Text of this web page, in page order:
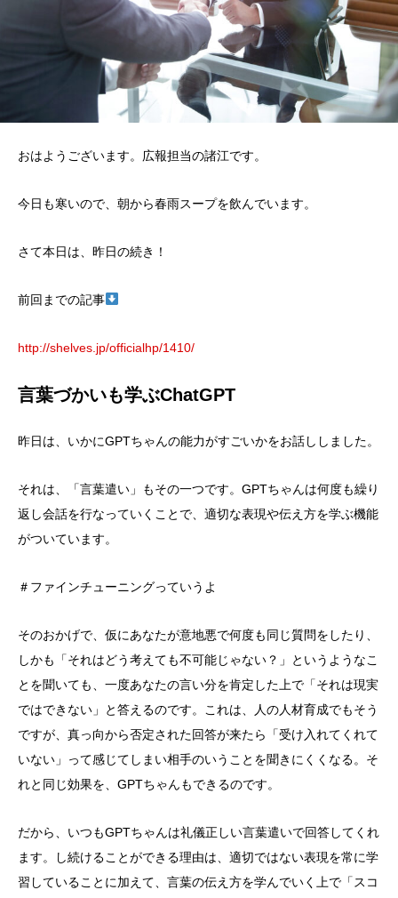
おはようございます。広報担当の諸江です。
今日も寒いので、朝から春雨スープを飲んでいます。
さて本日は、昨日の続き！
前回までの記事
http://shelves.jp/officialhp/1410/
言葉づかいも学ぶChatGPT
昨日は、いかにGPTちゃんの能力がすごいかをお話ししました。
それは、「言葉遣い」もその一つです。GPTちゃんは何度も繰り
返し会話を行なっていくことで、適切な表現や伝え方を学ぶ機能
がついています。
＃ファインチューニングっていうよ
そのおかげで、仮にあなたが意地悪で何度も同じ質問をしたり、
しかも「それはどう考えても不可能じゃない？」というようなこ
とを聞いても、一度あなたの言い分を肯定した上で「それは現実
ではできない」と答えるのです。これは、人の人材育成でもそう
ですが、真っ向から否定された回答が来たら「受け入れてくれて
いない」って感じてしまい相手のいうことを聞きにくくなる。そ
れと同じ効果を、GPTちゃんもできるのです。
だから、いつもGPTちゃんは礼儀正しい言葉遣いで回答してくれ
ます。し続けることができる理由は、適切ではない表現を常に学
習していることに加えて、言葉の伝え方を学んでいく上で「スコ